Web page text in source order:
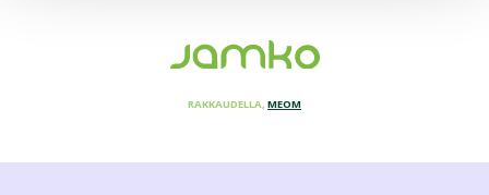
RAKKAUDELLA, MEOM